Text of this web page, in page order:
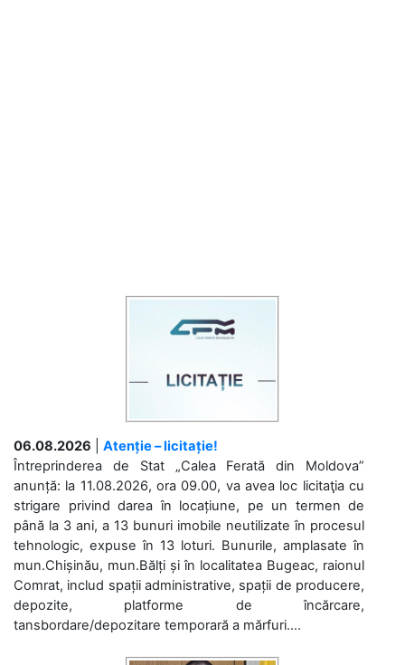
06.08.2026
Atenție – licitație!
Întreprinderea de Stat „Calea Ferată din Moldova”
anunță: la 11.08.2026, ora 09.00, va avea loc licitaţia cu
strigare privind darea în locațiune, pe un termen de
până la 3 ani, a 13 bunuri imobile neutilizate în procesul
tehnologic, expuse în 13 loturi. Bunurile, amplasate în
mun.Chișinău, mun.Bălți și în localitatea Bugeac, raionul
Comrat, includ spații administrative, spații de producere,
depozite, platforme de încărcare,
tansbordare/depozitare temporară a mărfuri....